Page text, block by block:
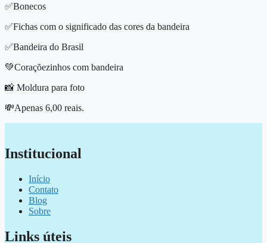
✅Bonecos
✅Fichas com o significado das cores da bandeira
✅Bandeira do Brasil
💚Coraçõezinhos com bandeira
📸 Moldura para foto
💸Apenas 6,00 reais.
Institucional
Início
Contato
Blog
Sobre
Links úteis